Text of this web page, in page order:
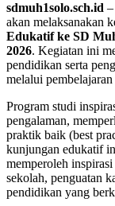
sdmuh1solo.sch.id
akan melaksanakan
Edukatif ke SD
2026. Kegiatan ini
pendidikan serta
melalui
Program studi
pengalaman,
praktik baik (best
kunjungan edukatif
memperoleh
sekolah, penguatan
pendidikan yang